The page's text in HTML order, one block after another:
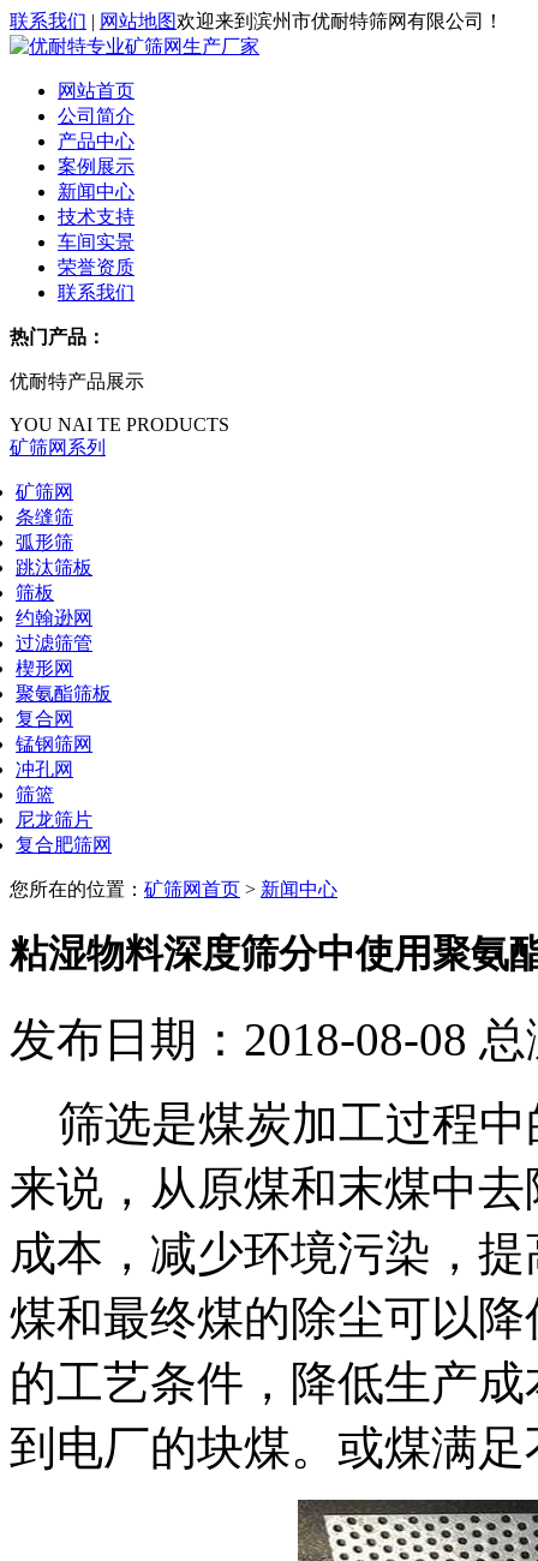
联系我们 | 网站地图欢迎来到滨州市优耐特筛网有限公司！
网站首页
公司简介
产品中心
案例展示
新闻中心
技术支持
车间实景
荣誉资质
联系我们
热门产品：
优耐特产品展示
YOU NAI TE PRODUCTS
矿筛网系列
矿筛网
条缝筛
弧形筛
跳汰筛板
筛板
约翰逊网
过滤筛管
楔形网
聚氨酯筛板
复合网
锰钢筛网
冲孔网
筛篮
尼龙筛片
复合肥筛网
您所在的位置： 矿筛网首页 > 新闻中心
粘湿物料深度筛分中使用聚氨
发布日期：2018-08-08
筛选是煤炭加工过程中
来说，从原煤和末煤中
成本，减少环境污染，
煤和最终煤的除尘可以
的工艺条件，降低生产
到电厂的块煤。或煤满